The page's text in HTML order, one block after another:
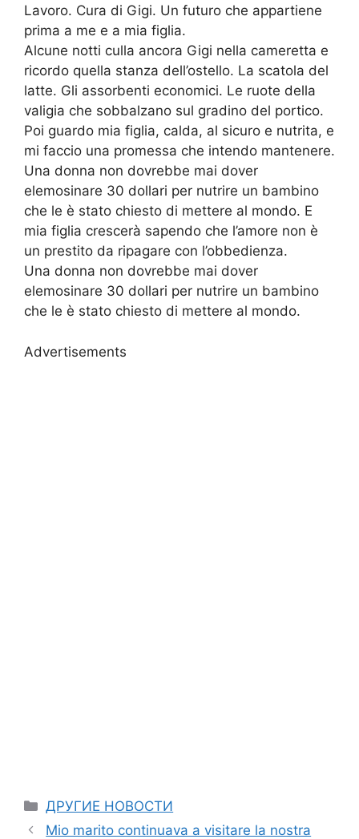
Lavoro. Cura di Gigi. Un futuro che appartiene
prima a me e a mia figlia.
Alcune notti culla ancora Gigi nella cameretta e
ricordo quella stanza dell’ostello. La scatola del
latte. Gli assorbenti economici. Le ruote della
valigia che sobbalzano sul gradino del portico.
Poi guardo mia figlia, calda, al sicuro e nutrita, e
mi faccio una promessa che intendo mantenere.
Una donna non dovrebbe mai dover
elemosinare 30 dollari per nutrire un bambino
che le è stato chiesto di mettere al mondo. E
mia figlia crescerà sapendo che l’amore non è
un prestito da ripagare con l’obbedienza.
Una donna non dovrebbe mai dover
elemosinare 30 dollari per nutrire un bambino
che le è stato chiesto di mettere al mondo.
Advertisements
Categories
ДРУГИЕ НОВОСТИ
Mio marito continuava a visitare la nostra